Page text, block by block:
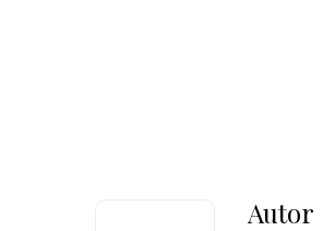
Autor